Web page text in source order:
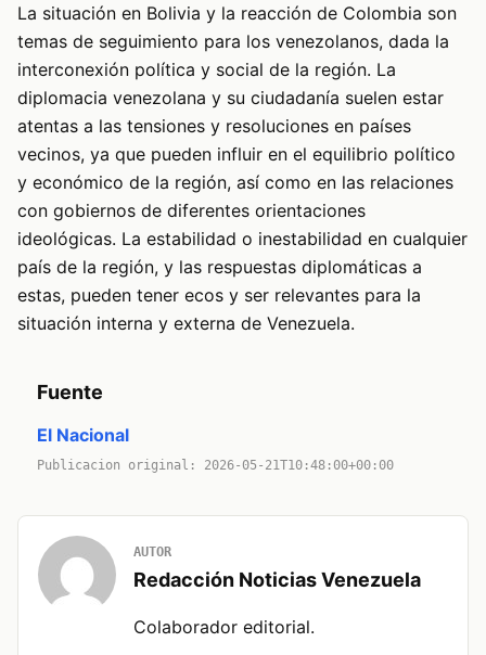
La situación en Bolivia y la reacción de Colombia son
temas de seguimiento para los venezolanos, dada la
interconexión política y social de la región. La
diplomacia venezolana y su ciudadanía suelen estar
atentas a las tensiones y resoluciones en países
vecinos, ya que pueden influir en el equilibrio político
y económico de la región, así como en las relaciones
con gobiernos de diferentes orientaciones
ideológicas. La estabilidad o inestabilidad en cualquier
país de la región, y las respuestas diplomáticas a
estas, pueden tener ecos y ser relevantes para la
situación interna y externa de Venezuela.
Fuente
El Nacional
Publicacion original: 2026-05-21T10:48:00+00:00
AUTOR
Redacción Noticias Venezuela
Colaborador editorial.